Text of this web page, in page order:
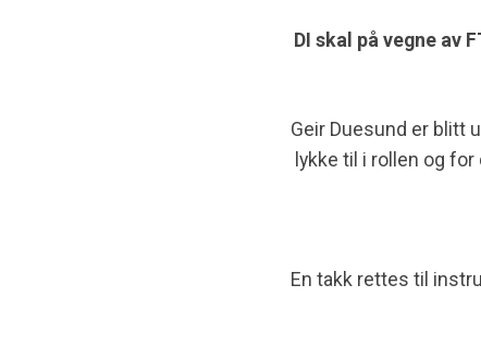
DI skal på vegne av
Geir Duesund er blitt
lykke til i rollen og for
En takk rettes til